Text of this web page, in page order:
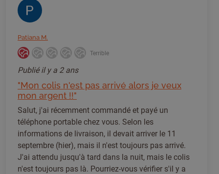
Patiana M.
Terrible
Publiéil y a 2 ans
"Mon colis n'est pas arrivé alors je veux
mon argent !!"
Salut, j'ai récemment commandé et payé un
téléphone portable chez vous. Selon les
informations de livraison, il devait arriver le 11
septembre (hier), mais il n'est toujours pas arrivé.
J'ai attendu jusqu'à tard dans la nuit, mais le colis
n'est toujours pas là. Pourriez-vous vérifier s'il y a